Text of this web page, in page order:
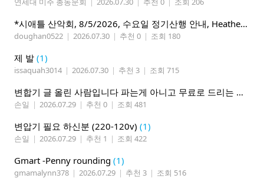
*시애틀 산악회, 8/5/2026, 수요일 정기산행 안내, Heather Lake*
doughan0522 | 2026.07.30 | 추천 0 | 조회 180
제 발 (1)
issaquah3014 | 2026.07.30 | 추천 3 | 조회 715
변합기 글 올린 사람입니다 파는게 아니고 무료로 드리는 겁니다 필요하신분 연락처 남겨주시면 됩니다
손일 | 2026.07.29 | 추천 0 | 조회 481
변압기 필요 하신분 (220-120v) (1)
손일 | 2026.07.29 | 추천 1 | 조회 422
Gmart -Penny rounding (1)
gmamalynn378 | 2026.07.29 | 추천 3 | 조회 516